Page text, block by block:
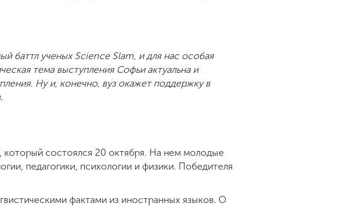
баттл ученых Science Slam, и для нас особая
тема выступления Софьи актуальна и
Ну и, конечно, вуз окажет поддержку в
состоялся 20 октября. На нем молодые
педагогики, психологии и физики. Победителя
фактами из иностранных языков. О